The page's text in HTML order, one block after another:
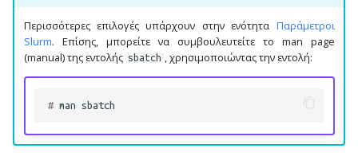
α
σ
Περισσότερες επιλογές υπάρχουν στην ενότητα Παράμετροι
Slurm. Επίσης, μπορείτε να συμβουλευτείτε το man page
(manual) της εντολής sbatch , χρησιμοποιώντας την εντολή:
# man